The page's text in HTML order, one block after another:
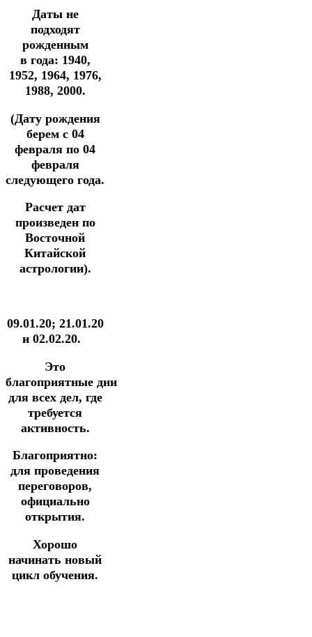
Даты не
подходят
рожденным
в года: 1940,
1952, 1964, 1976,
1988, 2000.
(Дату рождения
берем с 04
февраля по 04
февраля
следующего года.
Расчет дат
произведен по
Восточной
Китайской
астрологии).
09.01.20; 21.01.20
и 02.02.20.
Это
благоприятные дни
для всех дел, где
требуется
активность.
Благоприятно:
для проведения
переговоров,
официально
открытия.
Хорошо
начинать новый
цикл обучения.